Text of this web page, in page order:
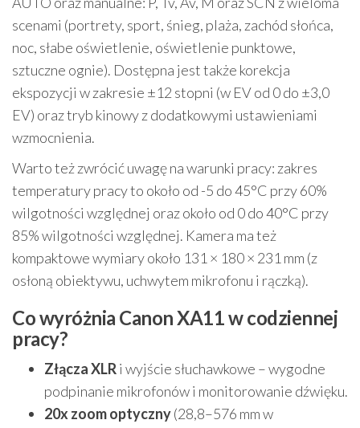
scenami (portrety, sport, śnieg, plaża, zachód słońca,
noc, słabe oświetlenie, oświetlenie punktowe,
sztuczne ognie). Dostępna jest także korekcja
ekspozycji w zakresie ±12 stopni (w EV od 0 do ±3,0
EV) oraz tryb kinowy z dodatkowymi ustawieniami
wzmocnienia.
Warto też zwrócić uwagę na warunki pracy: zakres
temperatury pracy to około od -5 do 45°C przy 60%
wilgotności względnej oraz około od 0 do 40°C przy
85% wilgotności względnej. Kamera ma też
kompaktowe wymiary około 131 × 180 × 231 mm (z
osłoną obiektywu, uchwytem mikrofonu i rączką).
Co wyróżnia Canon XA11 w codziennej
pracy?
Złącza XLRi wyjście słuchawkowe – wygodne
podpinanie mikrofonów i monitorowanie dźwięku.
20x zoom optyczny(28,8–576 mm w